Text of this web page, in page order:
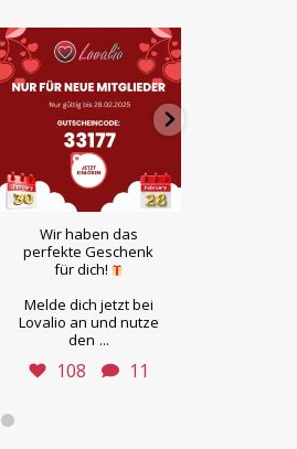
Wir haben das
perfekte Geschenk
für dich!
Melde dich jetzt bei
Lovalio an und nutze
den ...
108 11